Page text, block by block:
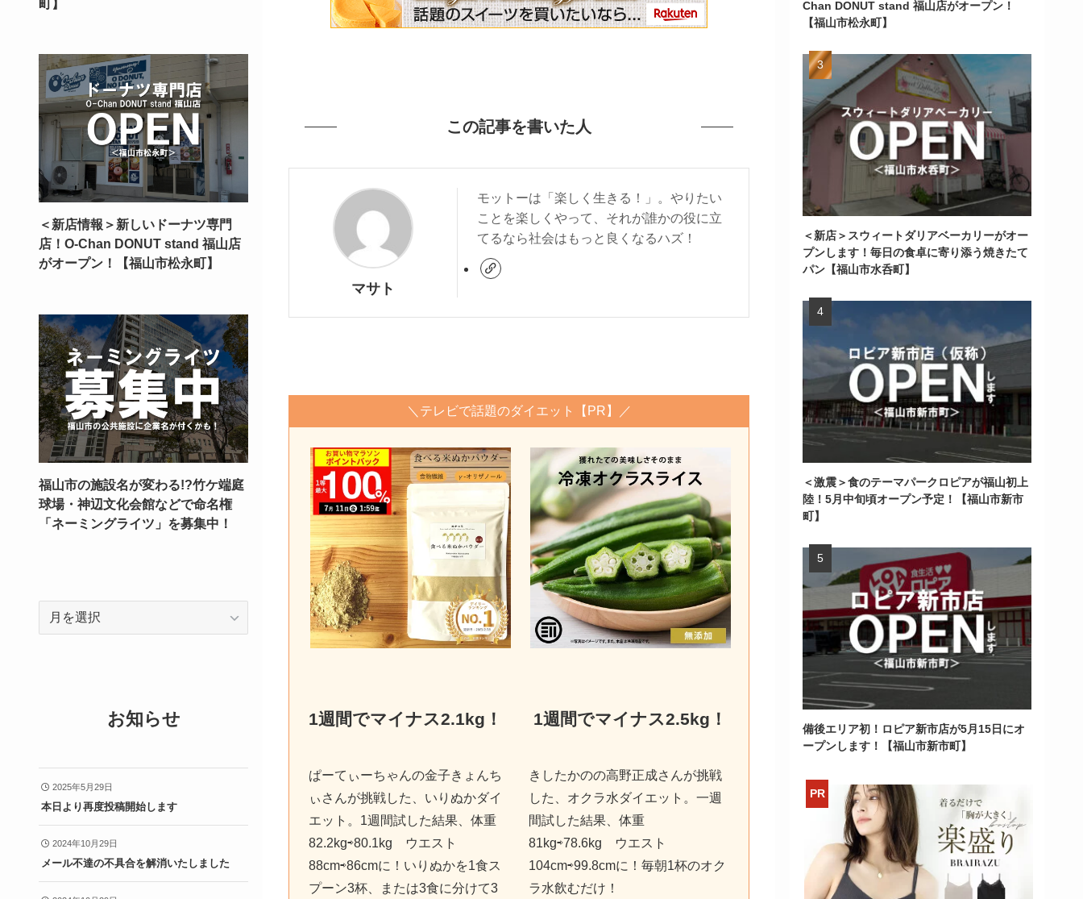
この記事を書いた人
マサト
モットーは「楽しく生きる！」。やりたい
ことを楽しくやって、それが誰かの役に立
てるなら社会はもっと良くなるハズ！
＼テレビで話題のダイエット【PR】／
1週間でマイナス2.1kg ！
ぱーてぃーちゃんの金子きょんち
ぃさんが挑戦した、いりぬかダイ
エット。1週間試した結果、体重
82.2kg⇨80.1kg ウエスト
88cm⇨86cmに！いりぬかを1食ス
プーン3杯、または3食に分けて3
1週間でマイナス2.5kg ！
きしたかのの高野正成さんが挑戦
した、オクラ水ダイエット。一週
間試した結果、体重
81kg⇨78.6kg ウエスト
104cm⇨99.8cmに！毎朝1杯のオク
ラ水飲むだけ！
Chan DONUT stand 福山店がオープン！
【福山市松永町】
＜新店＞スウィートダリアベーカリーがオー
プンします！毎日の食卓に寄り添う焼きたて
パン【福山市水呑町】
＜激震＞食のテーマパークロピアが福山初上
陸！5月中旬頃オープン予定！【福山市新市
町】
備後エリア初！ロピア新市店が5月15日にオ
ープンします！【福山市新市町】
町】
＜新店情報＞新しいドーナツ専門
店！O-Chan DONUT stand 福山店
がオープン！【福山市松永町】
福山市の施設名が変わる!?竹ケ端庭
球場・神辺文化会館などで命名権
「ネーミングライツ」を募集中！
ー
お知らせ
2025年5月29日
本日より再度投稿開始します
2024年10月29日
メール不達の不具合を解消いたしました